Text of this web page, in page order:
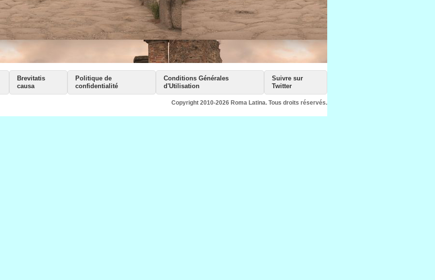
Brevitatis
causa
Politique de
confidentialité
Conditions Générales
d'Utilisation
Suivre sur
Twitter
Copyright 2010-2026 Roma Latina. Tous droits réservés.